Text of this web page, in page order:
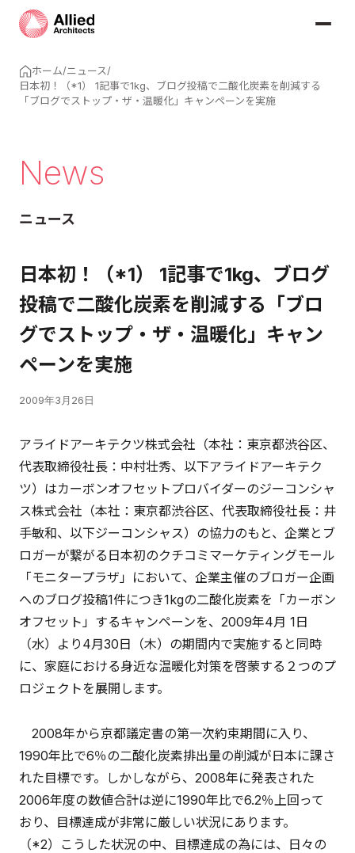
ホーム/ニュース/
日本初！（*1） 1記事で1kg、ブログ投稿で二酸化炭素を削減する
「ブログでストップ・ザ・温暖化」キャンペーンを実施
News
ニュース
日本初！（*1） 1記事で1kg、ブログ
投稿で二酸化炭素を削減する「ブロ
グでストップ・ザ・温暖化」キャン
ペーンを実施
2009年3月26日
アライドアーキテクツ株式会社（本社：東京都渋谷区、
代表取締役社長：中村壮秀、以下アライドアーキテク
ツ）はカーボンオフセットプロバイダーのジーコンシャ
ス株式会社（本社：東京都渋谷区、代表取締役社長：井
手敏和、以下ジーコンシャス）の協力のもと、企業とブ
ロガーが繋がる日本初のクチコミマーケティングモール
「モニタープラザ」において、企業主催のブロガー企画
へのブログ投稿1件につき1kgの二酸化炭素を「カーボン
オフセット」するキャンペーンを、2009年4月 1日
（水）より4月30日（木）の期間内で実施すると同時
に、家庭における身近な温暖化対策を啓蒙する２つのプ
ロジェクトを展開します。
2008年から京都議定書の第一次約束期間に入り、
1990年比で6％の二酸化炭素排出量の削減が日本に課さ
れた目標です。しかしながら、2008年に発表された
2006年度の数値合計は逆に1990年比で6.2％上回って
おり、目標達成が非常に厳しい状況にあります。
（*2）こうした状況の中、目標達成の為には、日々の